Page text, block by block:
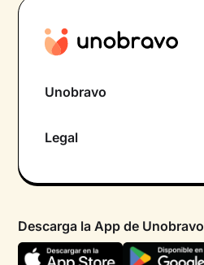
Unobravo
Psicólogo por chat
Ayuda urgente
Legal
Política de privacidad
Descarga la App de Unobravo